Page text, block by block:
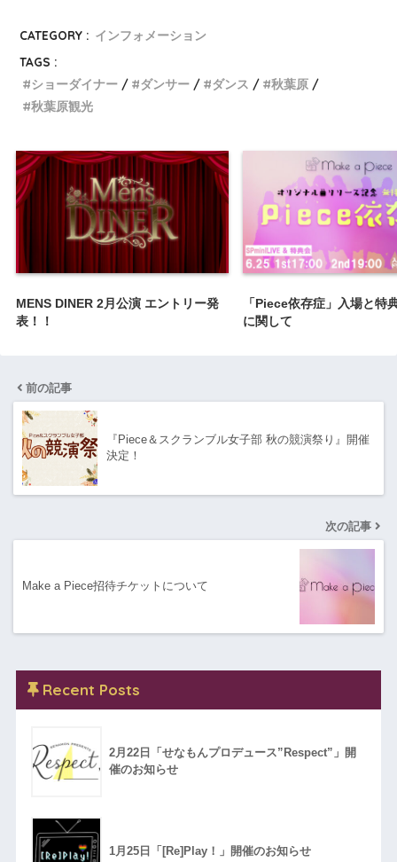
CATEGORY : インフォメーション
TAGS :
ショーダイナー
ダンサー ダンス
秋葉原
秋葉原観光
MENS DINER 2月公演 エントリー発
表！！
「Piece依存症」入場と特
に関して
前の記事
『Piece＆スクランブル女子部 秋の競演祭り』開催
決定！
次の記事
Make a Piece招待チケットについて
Recent Posts
2月22日「せなもんプロデュース”Respect”」開
催のお知らせ
1月25日「[Re]Play！」開催のお知らせ